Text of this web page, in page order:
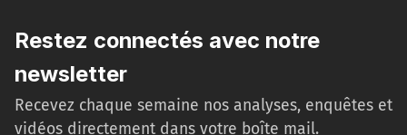
Restez connectés avec notre
newsletter
Recevez chaque semaine nos analyses, enquêtes et
vidéos directement dans votre boîte mail.